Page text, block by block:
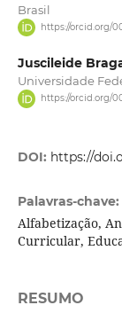
Brasil
https://orcid.org/
Juscileide
Universidade
https://orcid.org/
DOI: https://
Palavras-chave:
Alfabetização,
Curricular,
RESUMO